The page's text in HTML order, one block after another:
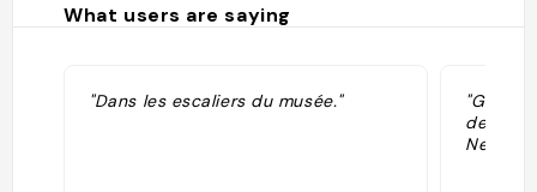
What users are saying
"Dans les escaliers du musée."
depuis